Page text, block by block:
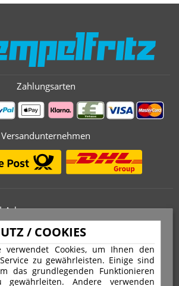
/ COOKIES
verwendet Cookies, um Ihnen den
zu gewährleisten. Einige sind
das grundlegenden Funktionieren
Andere verwenden
Zahlungsarten
Versandunternehmen
Adresse
812 08